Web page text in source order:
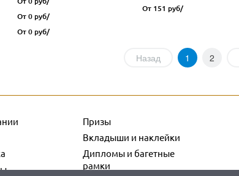
От 0 руб/
От 0 руб/
От 151 руб/
Назад 1 2
Призы
Вкладыши и наклейки
Дипломы и багетные
рамки